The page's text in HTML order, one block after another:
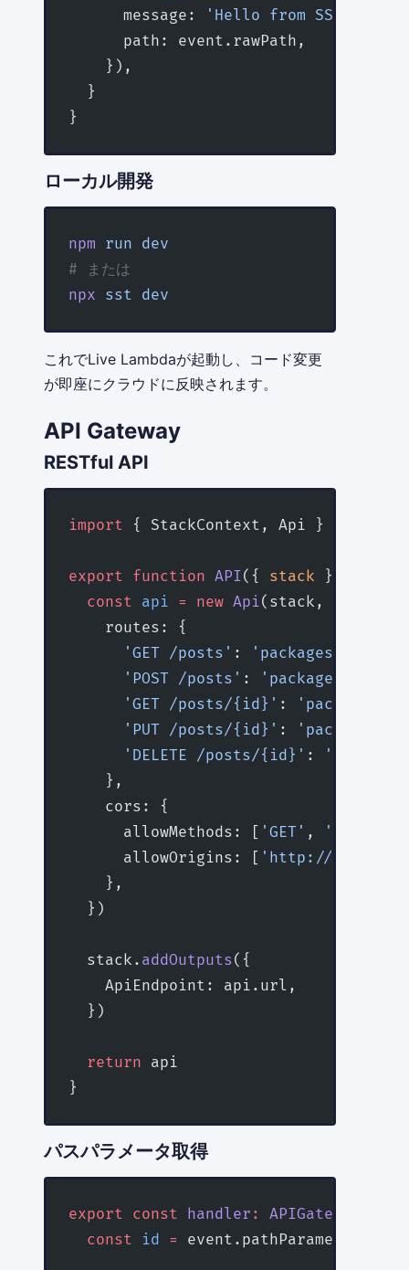
      message:
'Hello from SST!'
      path: event.rawPath,
    }),
  }
}
ローカル開発
npm run dev
# または
npx sst dev
これでLive Lambdaが起動し、コード変更
が即座にクラウドに反映されます。
API Gateway
RESTful API
import { StackContext, Api }
export function API({ stack }
  const
api = new Api(stack,
    routes: {
      'GET /posts'
:
'packages/
      'POST /posts'
:
'packages/
      'GET /posts/{id}'
:
'packages/
      'PUT /posts/{id}'
:
'packages/
      'DELETE /posts/{id}'
:
    },
    cors: {
      allowMethods: [
'GET' , 'POST'
      allowOrigins: [
'http://
    },
  })
  stack.
addOutputs({
    ApiEndpoint: api.url,
  })
  return
api
}
パスパラメータ取得
export const handler :
  const
id = event.pathParameters?.id